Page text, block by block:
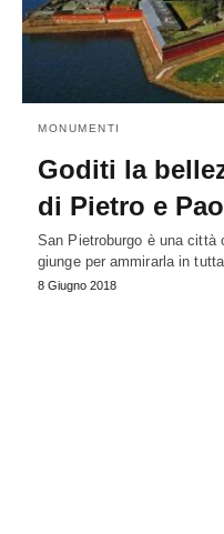
MONUMENTI
Goditi la
di Pietro e
San Pietroburgo è una città
giunge per ammirarla in
8 Giugno 2018